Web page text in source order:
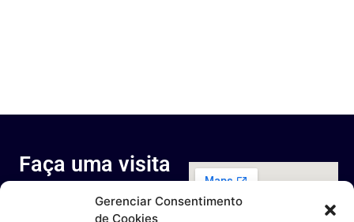
Gerenciar Consentimento
de Cookies
Faça uma visita
ao nosso
espaço